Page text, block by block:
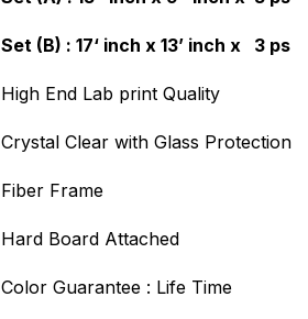
Set (B) : 17‘ inch x 13’ inch x 3 ps
High End Lab print Quality
Crystal Clear with Glass Protection
Fiber Frame
Hard Board Attached
Color Guarantee : Life Time